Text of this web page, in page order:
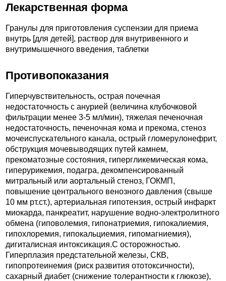
Лекарственная форма
Гранулы для приготовления суспензии для приема
внутрь [для детей], раствор для внутривенного и
внутримышечного введения, таблетки
Противопоказания
Гиперчувствительность, острая почечная
недостаточность с анурией (величина клубочковой
фильтрации менее 3-5 мл/мин), тяжелая печеночная
недостаточность, печеночная кома и прекома, стеноз
мочеиспускательного канала, острый гломерулонефрит,
обструкция мочевыводящих путей камнем,
прекоматозные состояния, гипергликемическая кома,
гиперурикемия, подагра, декомпенсированный
митральный или аортальный стеноз, ГОКМП,
повышение центрального венозного давления (свыше
10 мм рт.ст.), артериальная гипотензия, острый инфаркт
миокарда, панкреатит, нарушение водно-электролитного
обмена (гиповолемия, гипонатриемия, гипокалиемия,
гипохлоремия, гипокальциемия, гипомагниемия),
дигиталисная интоксикация.C осторожностью.
Гиперплазия предстательной железы, СКВ,
гипопротеинемия (риск развития ототоксичности),
сахарный диабет (снижение толерантности к глюкозе),